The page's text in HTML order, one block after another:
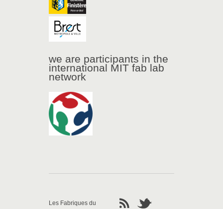
we are participants in the
international MIT fab lab
network
Les Fabriques du